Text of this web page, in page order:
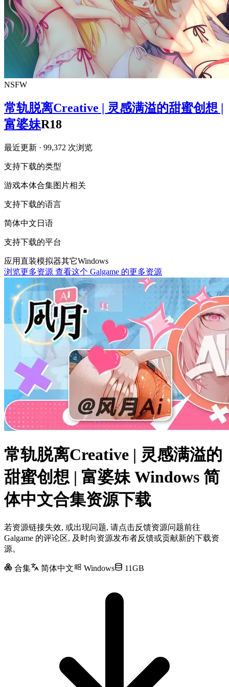
NSFW
常轨脱离Creative | 灵感满溢的甜蜜创想 |
富婆妹R18
最近更新 · 99,372 次浏览
支持下载的类型
游戏本体合集图片相关
支持下载的语言
简体中文 日语
支持下载的平台
应用直装模拟器其它Windows
浏览更多资源 查看这个 Galgame 的更多资源
常轨脱离Creative | 灵感满溢的
甜蜜创想 | 富婆妹 Windows 简
体中文合集资源下载
若资源链接失效, 或出现问题, 请点击反馈资源问题前往
Galgame 的评论区, 及时向资源发布者反馈或贡献新的下载资
源。
合集 简体中文 Windows 11GB